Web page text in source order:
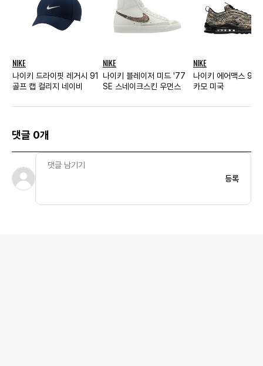
NIKE
나이키 드라이핏 레거시 91
골프 캡 컬리지 네이비
NIKE
나이키 블레이저 미드 '77
SE 스네이크스킨 우먼스
NIKE
나이키 에어맥스 97
카모 미국
댓글 0개
등록